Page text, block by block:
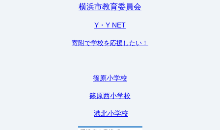
横浜市教育委員会
Y・Y NET
寄附で学校を応援したい！
篠原小学校
篠原西小学校
港北小学校